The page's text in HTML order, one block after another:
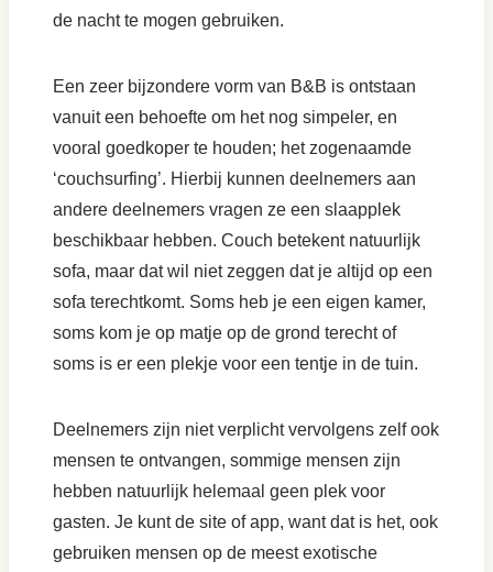
de nacht te mogen gebruiken.
Een zeer bijzondere vorm van B&B is ontstaan
vanuit een behoefte om het nog simpeler, en
vooral goedkoper te houden; het zogenaamde
‘couchsurfing’. Hierbij kunnen deelnemers aan
andere deelnemers vragen ze een slaapplek
beschikbaar hebben. Couch betekent natuurlijk
sofa, maar dat wil niet zeggen dat je altijd op een
sofa terechtkomt. Soms heb je een eigen kamer,
soms kom je op matje op de grond terecht of
soms is er een plekje voor een tentje in de tuin.
Deelnemers zijn niet verplicht vervolgens zelf ook
mensen te ontvangen, sommige mensen zijn
hebben natuurlijk helemaal geen plek voor
gasten. Je kunt de site of app, want dat is het, ook
gebruiken mensen op de meest exotische